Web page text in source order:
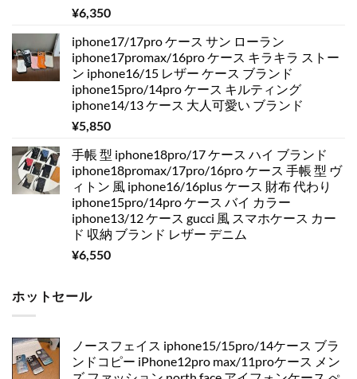
¥6,350
iphone17/17pro ケース サン ローラン
iphone17promax/16pro ケース キラキラ ストー
ン iphone16/15 レザー ケース ブランド
iphone15pro/14pro ケース キルティング
iphone14/13 ケース 大人可愛い ブランド
¥5,850
手帳 型 iphone18pro/17 ケース ハイ ブランド
iphone18promax/17pro/16pro ケース 手帳 型 ヴ
ィトン 風 iphone16/16plus ケース 財布 代わり
iphone15pro/14pro ケース バイ カラー
iphone13/12 ケース gucci 風 スマホケース カー
ド 収納 ブランド レザー デニム
¥6,550
ホットセール
ノースフェイス iphone15/15pro/14ケース ブラ
ンドコピー iPhone12pro max/11proケース メン